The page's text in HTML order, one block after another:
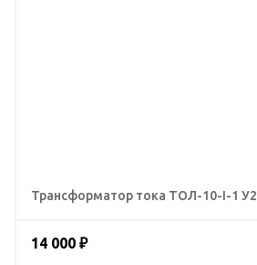
Трансформатор тока ТОЛ-10-I-1
14 000 ₽